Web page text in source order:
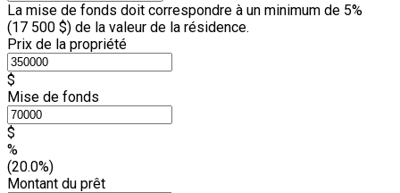
La mise de fonds doit correspondre à un minimum de 5%
(17 500 $) de la valeur de la résidence.
Prix de la propriété
$
Mise de fonds
$
%
(20.0%)
Montant du prêt